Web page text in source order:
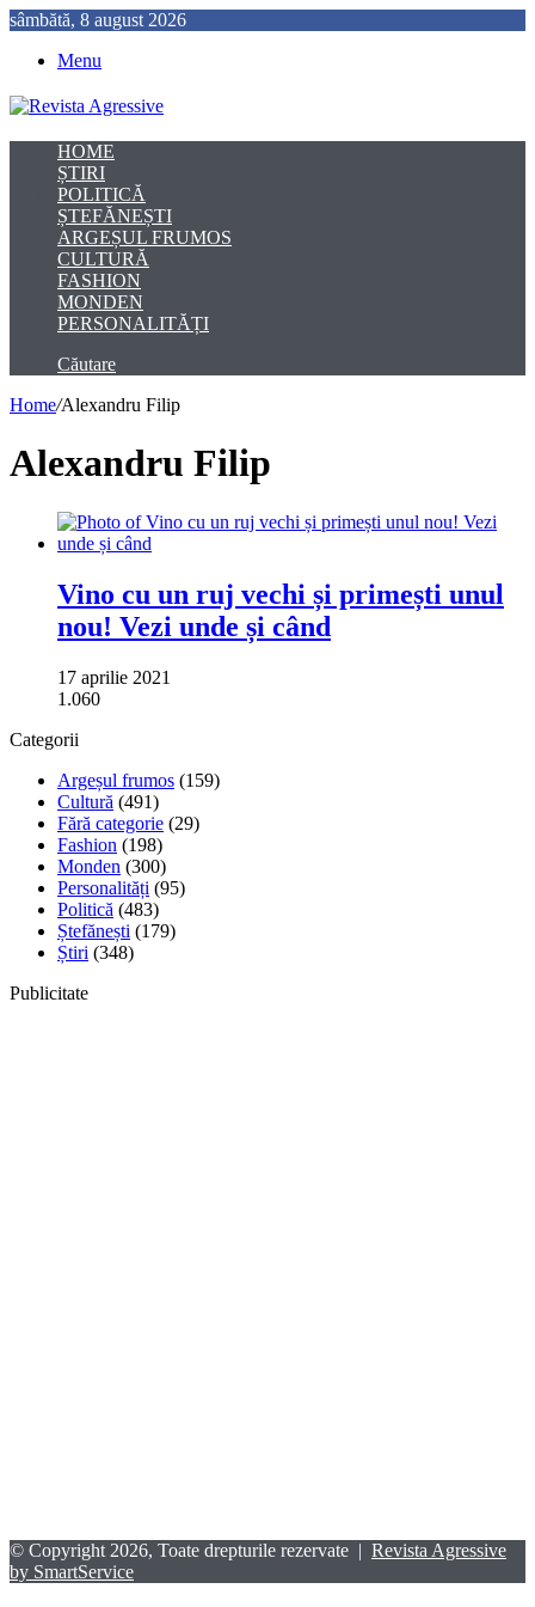
sâmbătă, 8 august 2026
Menu
HOME
ȘTIRI
POLITICĂ
ȘTEFĂNEȘTI
ARGEȘUL FRUMOS
CULTURĂ
FASHION
MONDEN
PERSONALITĂȚI
Căutare
Home/Alexandru Filip
Alexandru Filip
Vino cu un ruj vechi și primești unul
nou! Vezi unde și când
17 aprilie 2021
1.060
Categorii
Argeșul frumos (159)
Cultură (491)
Fără categorie (29)
Fashion (198)
Monden (300)
Personalități (95)
Politică (483)
Ștefănești (179)
Știri (348)
Publicitate
© Copyright 2026, Toate drepturile rezervate | Revista Agressive
by SmartService